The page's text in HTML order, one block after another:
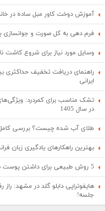
آموزش دوخت کاور مبل ساده در خانه
فرم دهی به کل صورت و جوانسازی
وسایل مورد نیاز برای شروع کاشت
راهنمای دریافت تخفیف
ایرانی
تشک مناسب برای کمردرد:
در سال 1405
طلای آب شده چیست؟ بررسی کامل
بهترین راهکارهای یادگیری زبان
5 روش طبیعی برای داشتن پوست صاف و شفاف
هایفوتراپی دابلو گلد در مشهد:
جلسه!